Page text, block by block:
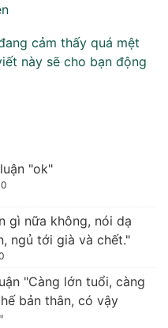
cảm thấy quá mệt
này sẽ cho bạn động
"ok"
0
gì nữa không, nói dạ
ngủ tới già và chết."
"Càng lớn tuổi, càng
bản thân, có vậy